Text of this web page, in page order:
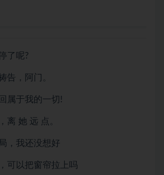
了呢?
告，阿门。
属于我的一切!
离 她 远 点。
，我还没想好
可以把窗帘拉上吗